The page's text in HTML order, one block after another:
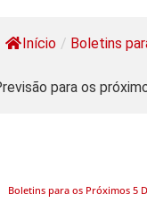
Início / Boletins
para os
Boletins para os Próximos 5